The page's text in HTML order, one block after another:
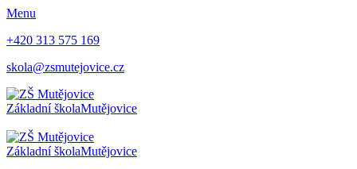
Menu
+420 313 575 169
skola@zsmutejovice.cz
Základní školaMutějovice
Základní školaMutějovice